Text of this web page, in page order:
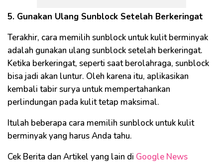
5. Gunakan Ulang Sunblock Setelah Berkeringat
Terakhir, cara memilih sunblock untuk kulit berminyak
adalah gunakan ulang sunblock setelah berkeringat.
Ketika berkeringat, seperti saat berolahraga, sunblock
bisa jadi akan luntur. Oleh karena itu, aplikasikan
kembali tabir surya untuk mempertahankan
perlindungan pada kulit tetap maksimal.
Itulah beberapa cara memilih sunblock untuk kulit
berminyak yang harus Anda tahu.
Cek Berita dan Artikel yang lain di Google News